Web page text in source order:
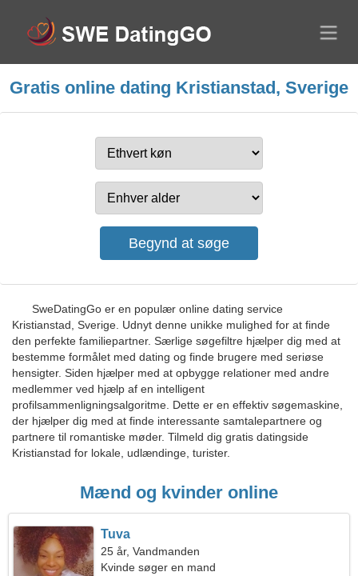
Gratis online dating Kristianstad, Sverige
SweDatingGo er en populær online dating service
Kristianstad, Sverige. Udnyt denne unikke mulighed for at finde
den perfekte familiepartner. Særlige søgefiltre hjælper dig med at
bestemme formålet med dating og finde brugere med seriøse
hensigter. Siden hjælper med at opbygge relationer med andre
medlemmer ved hjælp af en intelligent
profilsammenligningsalgoritme. Dette er en effektiv søgemaskine,
der hjælper dig med at finde interessante samtalepartnere og
partnere til romantiske møder. Tilmeld dig gratis datingside
Kristianstad for lokale, udlændinge, turister.
Mænd og kvinder online
Tuva
25 år, Vandmanden
Kvinde søger en mand